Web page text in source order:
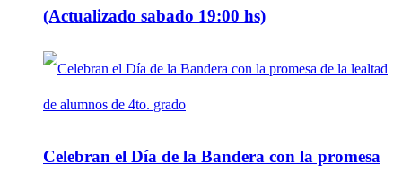
(Actualizado sabado 19:00 hs)
Celebran el Día de la Bandera con la promesa